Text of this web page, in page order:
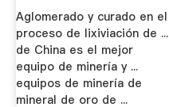
Aglomerado y curado en el
proceso de lixiviación de ...
de China es el mejor
equipo de minería y ...
equipos de minería de
mineral de oro de ...